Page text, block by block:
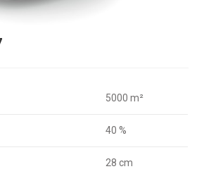
5000 m²
40 %
28 cm